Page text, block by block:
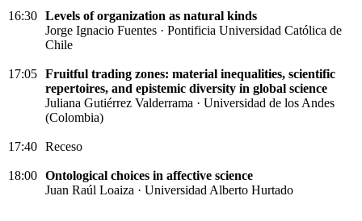
16:30 Levels of organization as natural kinds
Jorge Ignacio Fuentes · Pontificia Universidad Católica de
Chile
17:05 Fruitful trading zones: material inequalities, scientific
repertoires, and epistemic diversity in global science
Juliana Gutiérrez Valderrama · Universidad de los Andes
(Colombia)
17:40 Receso
18:00 Ontological choices in affective science
Juan Raúl Loaiza · Universidad Alberto Hurtado